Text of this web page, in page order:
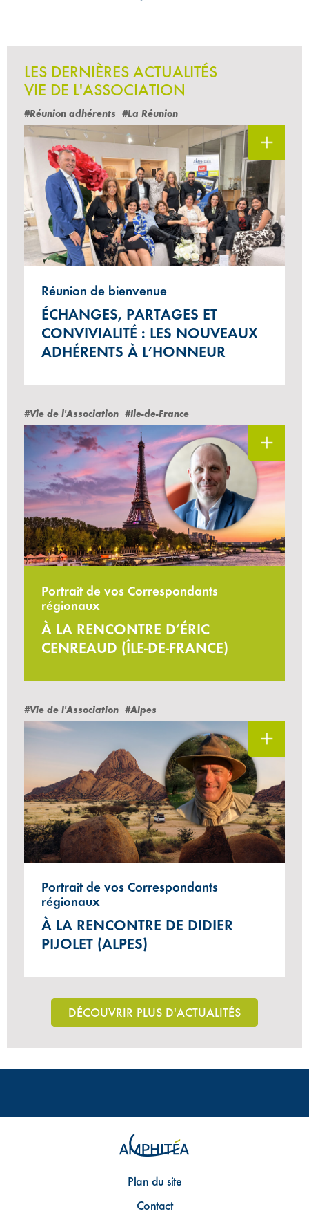
LES DERNIÈRES ACTUALITÉS
VIE DE L'ASSOCIATION
#Réunion adhérents #La Réunion
Réunion de bienvenue
ÉCHANGES, PARTAGES ET
CONVIVIALITÉ : LES NOUVEAUX
ADHÉRENTS À L’HONNEUR
#Vie de l'Association #Ile-de-France
Portrait de vos Correspondants
régionaux
À LA RENCONTRE D’ÉRIC
CENREAUD (ÎLE-DE-FRANCE)
#Vie de l'Association #Alpes
Portrait de vos Correspondants
régionaux
À LA RENCONTRE DE DIDIER
PIJOLET (ALPES)
DÉCOUVRIR PLUS D'ACTUALITÉS
Plan du site
Contact